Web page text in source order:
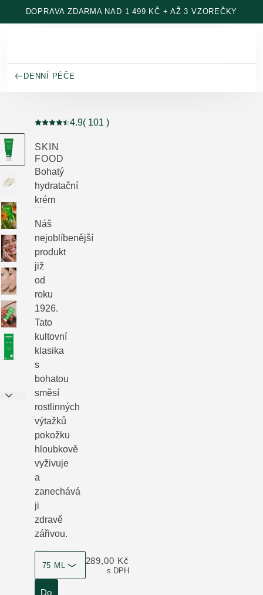
Přeskočit na hlavní obsah
DOPRAVA ZDARMA NAD 1 499 KČ + AŽ 3 VZOREČKY
DENNÍ PÉČE
Aktuální hodnocení: 4.9 z 5 hvězdiček hodnoceno 101
4.9( 101 )
SKIN
FOOD
Bohatý
hydratační
krém
Náš
nejoblíbenější
produkt
již
od
roku
1926.
Tato
kultovní
klasika
s
bohatou
směsí
rostlinných
výtažků
pokožku
hloubkově
vyživuje
a
zanechává
ji
zdravě
zářivou.
velikost produktu
75 ML
s DPH
289,00 Kč
Do